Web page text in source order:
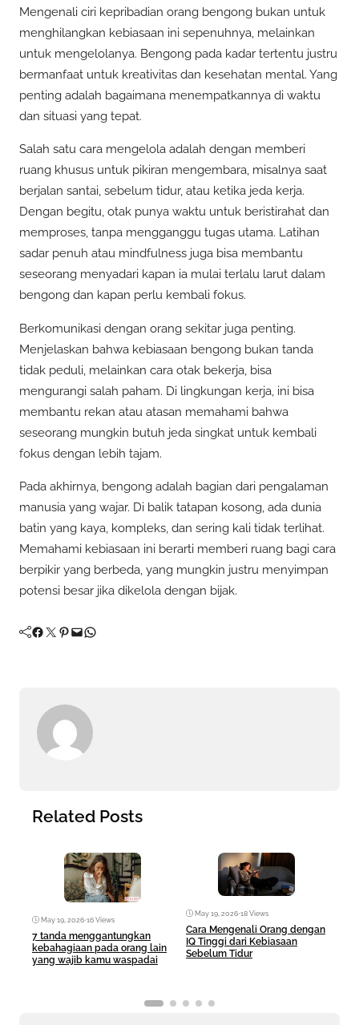
Mengenali ciri kepribadian orang bengong bukan untuk
menghilangkan kebiasaan ini sepenuhnya, melainkan
untuk mengelolanya. Bengong pada kadar tertentu justru
bermanfaat untuk kreativitas dan kesehatan mental. Yang
penting adalah bagaimana menempatkannya di waktu
dan situasi yang tepat.
Salah satu cara mengelola adalah dengan memberi
ruang khusus untuk pikiran mengembara, misalnya saat
berjalan santai, sebelum tidur, atau ketika jeda kerja.
Dengan begitu, otak punya waktu untuk beristirahat dan
memproses, tanpa mengganggu tugas utama. Latihan
sadar penuh atau mindfulness juga bisa membantu
seseorang menyadari kapan ia mulai terlalu larut dalam
bengong dan kapan perlu kembali fokus.
Berkomunikasi dengan orang sekitar juga penting.
Menjelaskan bahwa kebiasaan bengong bukan tanda
tidak peduli, melainkan cara otak bekerja, bisa
mengurangi salah paham. Di lingkungan kerja, ini bisa
membantu rekan atau atasan memahami bahwa
seseorang mungkin butuh jeda singkat untuk kembali
fokus dengan lebih tajam.
Pada akhirnya, bengong adalah bagian dari pengalaman
manusia yang wajar. Di balik tatapan kosong, ada dunia
batin yang kaya, kompleks, dan sering kali tidak terlihat.
Memahami kebiasaan ini berarti memberi ruang bagi cara
berpikir yang berbeda, yang mungkin justru menyimpan
potensi besar jika dikelola dengan bijak.
Facebook Twitter Pinterest Mail WhatsApp
Related Posts
May 19, 2026•16 Views
7 tanda menggantungkan
kebahagiaan pada orang lain
yang wajib kamu waspadai
May 19, 2026•18 Views
Cara Mengenali Orang dengan
IQ Tinggi dari Kebiasaan
Sebelum Tidur